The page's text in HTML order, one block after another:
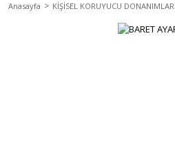
Anasayfa KİŞİSEL KORUYUCU DONANIMLAR